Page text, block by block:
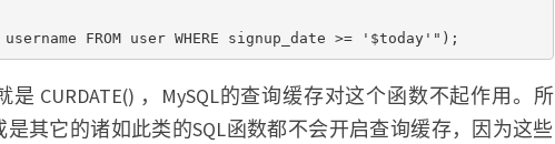
是 CURDATE() ，MySQL的查询缓存对这个函数不起作用。所
是其它的诸如此类的SQL函数都不会开启查询缓存，因为这些